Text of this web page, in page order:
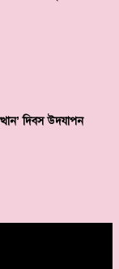
দিবস উদযাপন